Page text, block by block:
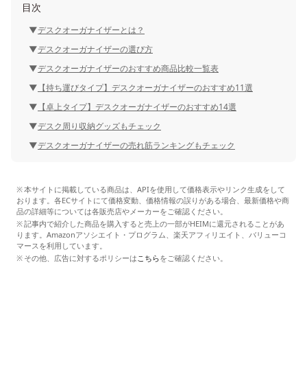
目次
デスクオーガナイザーとは？
デスクオーガナイザーの選び方
デスクオーガナイザーのおすすめ商品比較一覧表
【持ち運びタイプ】デスクオーガナイザーのおすすめ11選
【卓上タイプ】デスクオーガナイザーのおすすめ14選
デスク周り収納グッズもチェック
デスクオーガナイザーの売れ筋ランキングもチェック
本サイトに掲載している商品は、APIを使用して価格表示やリンク生成をして
おります。各ECサイトにて価格変動、価格情報の誤りがある場合、最新価格や商
品の詳細等については各販売店やメーカーをご確認ください。
記事内で紹介した商品を購入すると売上の一部がHEIMに還元されることがあ
ります。Amazonアソシエイト・プログラム、楽天アフィリエイト、バリューコ
マースを利用しています。
その他、広告に対するポリシーはこちらをご確認ください。